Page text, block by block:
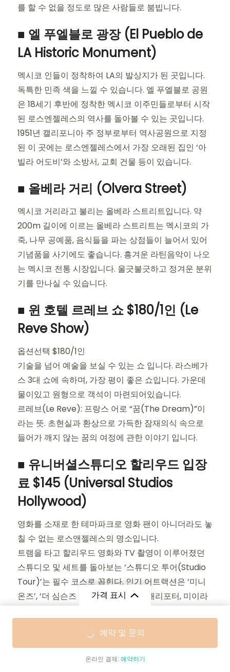
를 할 수 없을 정도로 많은 사람들로 붐빕니다.
■ 엘 푸엘블로 광장 (El Pueblo de
LA Historic Monument)
멕시코 인들이 정착하여 LA의 발상지가 된 곳입니다.
독특한 민족 색을 느낄 수 있습니다. 엘 푸엘블로 공원
은 18세기 후반에 정착한 멕시코 이주민들로부터 시작
된 로스엔젤레스의 역사를 돌아볼 수 있는 곳입니다.
1951년 캘리포니아 주 정부로부터 역사공원으로 지정
된 이 곳에는 로스엔젤레스에서 가장 오래된 집인 ‘아
빌라 어도비’와 소방서, 교회 건물 등이 있습니다.
■ 올베라 거리 (Olvera Street)
멕시코 거리라고 불리는 올베라 스트리트입니다. 약
200m 길이에 이르는 올베라 스트리트는 멕시코의 가
죽, 나무 공예품, 음식들을 파는 상점들이 늘어서 있어
기념품을 사기에도 좋습니다. 흥겨운 라틴음악이 나오
는 멕시코 전통 시장입니다. 울긋불긋하고 정겨운 분위
기를 만나실 수 있습니다.
■ 윈 호텔 르레브 쇼 $180/1인 (Le
Reve Show)
옵션선택 $180/1인
기술을 넘어 예술을 보실 수 있는 쇼 입니다. 라스베가
스 3대 쇼에 속하며, 가장 평이 좋은 쇼입니다. 가운데
물이있고 원형으로 객석이 마련되어있습니다.
르레브(Le Reve): 프랑스 어로 “꿈(The Dream)”이
라는 뜻. 초현실과 환상으로 가득한 잠재의식 속으로
들어가 깨지 않는 꿈의 여정에 관한 이야기 입니다.
■ 유니버셜스튜디오 할리우드 입장
료 $145 (Universal Studios
Hollywood)
영화를 소재로 한 테마파크로 영화 팬이 아니더라도 놓
칠 수 없는 로스앤젤레스의 명소입니다.
트램을 타고 할리우드 영화와 TV 촬영이 이루어졌던
스튜디오 및 세트를 돌아보는 ‘스튜디오 투어(Studio
Tour)’는 필수 코스로 꼽힌다. 인기 어트랙션은 ‘미니
온즈’, ‘더 심슨즈 라이드’, ‘슈렉 4D’, 해리포터, 미이라
유니버설 스튜디오와 인접해 있는 유니버설 시티워크
에는 쇼핑몰, 극장, 식당들이 모여 있어 늦은 밤까지 즐
가격 표시
$1,499
예약 및 문의
온라인 결제: 예약하기